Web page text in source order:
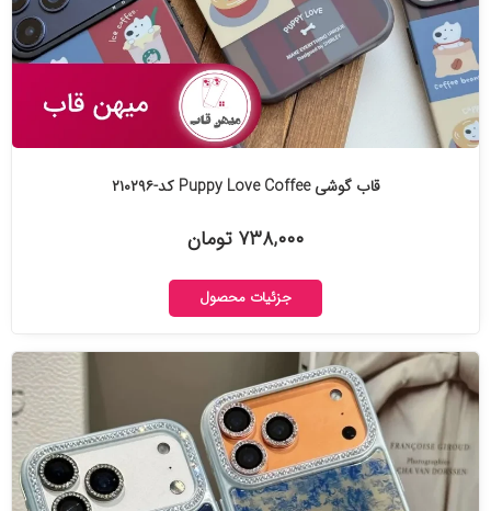
قاب گوشی Puppy Love Coffee کد-۲۱۰۲۹۶
۷۳۸,۰۰۰ تومان
جزئیات محصول